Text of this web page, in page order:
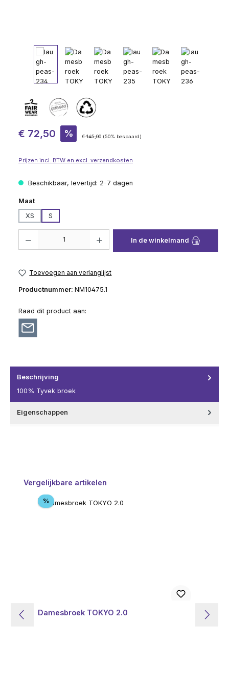
Verkoopprijs:
€ 72,50 % Normale prijs:
€ 145,00 (50% bespaard)
Prijzen incl. BTW en excl. verzendkosten
Beschikbaar, levertijd: 2-7 dagen
Selecteer
Maat
XS
S
In de winkelmand
Toevoegen aan verlanglijst
Productnummer: NM10475.1
Raad dit product aan:
Beschrijving
100% Tyvek broek
Eigenschappen
Productgalerij overslaan
Vergelijkbare artikelen
%Korting
Damesbroek TOKYO 2.0